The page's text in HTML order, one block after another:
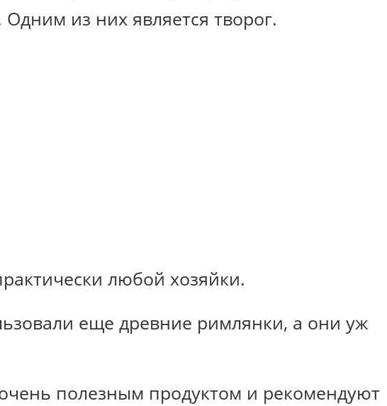
из них является творог.
любой хозяйки.
еще древние римлянки, а они уж
полезным продуктом и рекомендуют